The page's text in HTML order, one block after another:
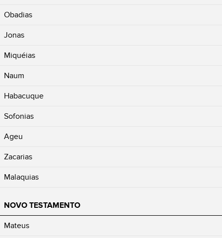
Obadias
Jonas
Miquéias
Naum
Habacuque
Sofonias
Ageu
Zacarias
Malaquias
NOVO TESTAMENTO
Mateus